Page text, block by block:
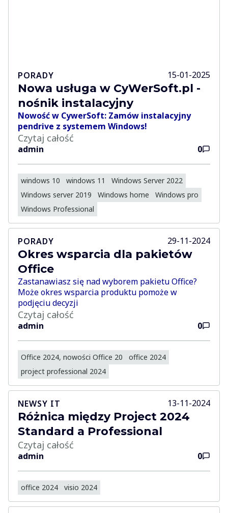
PORADY 15-01-2025
Nowa usługa w CyWerSoft.pl -
nośnik instalacyjny
Nowość w CywerSoft: Zamów instalacyjny
pendrive z systemem Windows!
Czytaj całość
admin 0
windows 10 windows 11
Windows Server 2022
Windows server 2019
Windows home
Windows pro
Windows Professional
PORADY 29-11-2024
Okres wsparcia dla pakietów
Office
Zastanawiasz się nad wyborem pakietu Office?
Może okres wsparcia produktu pomoże w
podjęciu decyzji
Czytaj całość
admin 0
Office 2024, nowości Office 20
office 2024
project professional 2024
NEWSY IT 13-11-2024
Różnica między Project 2024
Standard a Professional
Czytaj całość
admin 0
office 2024 visio 2024